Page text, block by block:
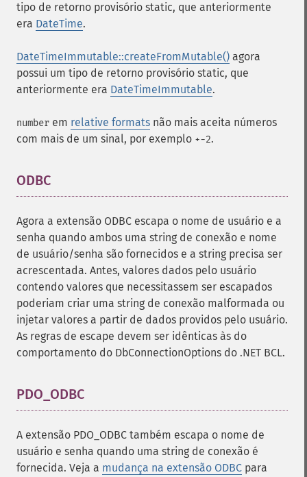
tipo de retorno provisório static, que anteriormente
era DateTime.
DateTimeImmutable::createFromMutable() agora
possui um tipo de retorno provisório static, que
anteriormente era DateTimeImmutable.
number em relative formats não mais aceita números
com mais de um sinal, por exemplo +-2.
ODBC
Agora a extensão ODBC escapa o nome de usuário e a
senha quando ambos uma string de conexão e nome
de usuário/senha são fornecidos e a string precisa ser
acrescentada. Antes, valores dados pelo usuário
contendo valores que necessitassem ser escapados
poderiam criar uma string de conexão malformada ou
injetar valores a partir de dados providos pelo usuário.
As regras de escape devem ser idênticas às do
comportamento do DbConnectionOptions do .NET BCL.
PDO_ODBC
A extensão PDO_ODBC também escapa o nome de
usuário e senha quando uma string de conexão é
fornecida. Veja a mudança na extensão ODBC para